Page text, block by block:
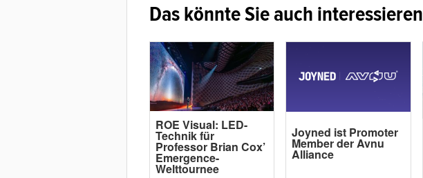
Das könnte Sie auch interessieren
ROE Visual: LED-
Technik für
Professor Brian Cox’
Emergence-
Welttournee
Joyned ist Promoter
Member der Avnu
Alliance